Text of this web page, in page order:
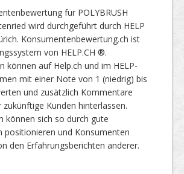
für POLYBRUSH
wird durchgeführt durch HELP
Konsumentenbewertung.ch ist
von HELP.CH ®.
können auf Help.ch und im HELP-
mit einer Note von 1 (niedrig) bis
und zusätzlich Kommentare
zukünftige Kunden hinterlassen.
können sich so durch gute
positionieren und Konsumenten
den Erfahrungsberichten anderer.